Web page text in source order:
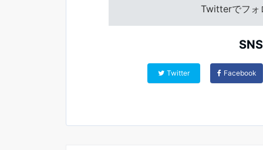
Twitterでフォ
Twitter Facebook